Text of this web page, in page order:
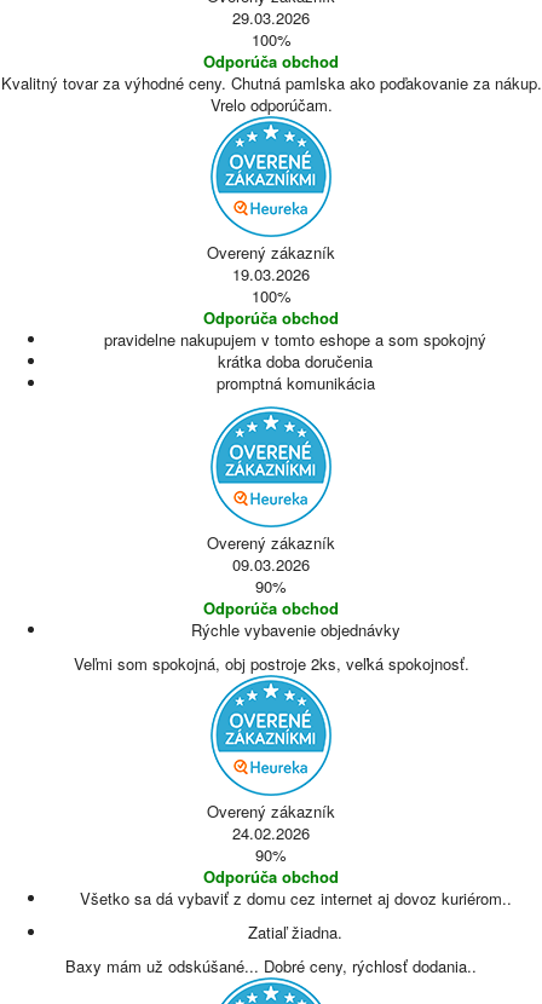
29.03.2026
100%
Odporúča obchod
Kvalitný tovar za výhodné ceny. Chutná pamlska ako poďakovanie za nákup.
Vrelo odporúčam.
Overený zákazník
19.03.2026
100%
Odporúča obchod
pravidelne nakupujem v tomto eshope a som spokojný
krátka doba doručenia
promptná komunikácia
Overený zákazník
09.03.2026
90%
Odporúča obchod
Rýchle vybavenie objednávky
Veľmi som spokojná, obj postroje 2ks, veľká spokojnosť.
Overený zákazník
24.02.2026
90%
Odporúča obchod
Všetko sa dá vybaviť z domu cez internet aj dovoz kuriérom..
Zatiaľ žiadna.
Baxy mám už odskúšané... Dobré ceny, rýchlosť dodania..